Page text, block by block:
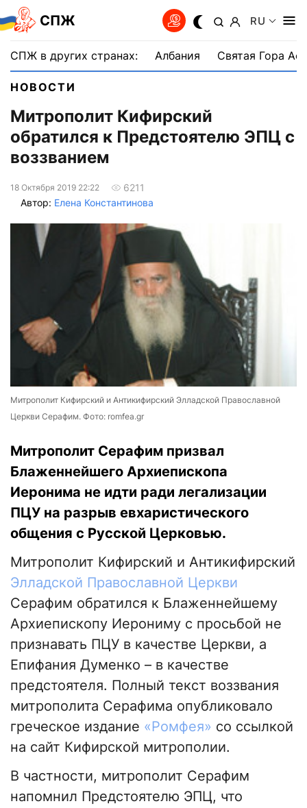
СПЖ RU
СПЖ в других странах: Албания Святая Гора
НОВОСТИ
Митрополит Кифирский
обратился к Предстоятелю ЭПЦ с
воззванием
18 Октября 2019 22:22
6211
Автор: Елена Константинова
Митрополит Кифирский и Антикифирский Элладской Православной
Церкви Серафим. Фото: romfea.gr
Митрополит Серафим призвал
Блаженнейшего Архиепископа
Иеронима не идти ради легализации
ПЦУ на разрыв евхаристического
общения с Русской Церковью.
Митрополит Кифирский и Антикифирский
Элладской Православной Церкви
Серафим обратился к Блаженнейшему
Архиепископу Иерониму с просьбой не
признавать ПЦУ в качестве Церкви, а
Епифания Думенко – в качестве
предстоятеля. Полный текст воззвания
митрополита Серафима опубликовало
греческое издание «Ромфея» со ссылкой
на сайт Кифирской митрополии.
В частности, митрополит Серафим
напомнил Предстоятелю ЭПЦ, что